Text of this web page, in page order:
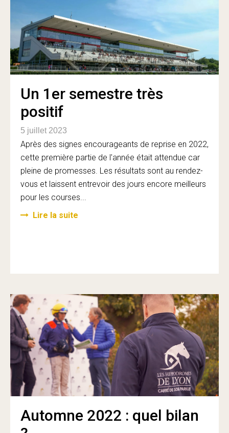
Un 1er semestre très
positif
5 juillet 2023
Après des signes encourageants de reprise en 2022,
cette première partie de l'année était attendue car
pleine de promesses. Les résultats sont au rendez-
vous et laissent entrevoir des jours encore meilleurs
pour les courses...
Lire la suite
Automne 2022 : quel bilan